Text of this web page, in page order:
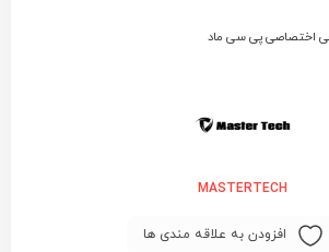
اختصاصی پی سی ماد
MASTERTECH
افزودن به علاقه مندی ها